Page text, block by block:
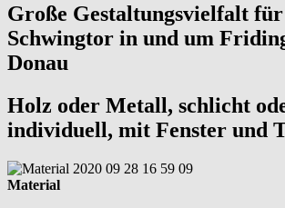
Große Gestaltungsvielfalt
Schwingtor in und um
Donau
Holz oder Metall, schlicht
individuell, mit Fenster und
Material